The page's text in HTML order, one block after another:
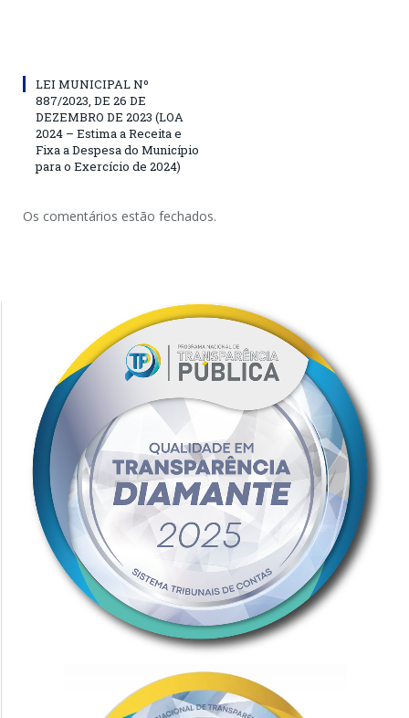
LEI MUNICIPAL Nº
887/2023, DE 26 DE
DEZEMBRO DE 2023 (LOA
2024 – Estima a Receita e
Fixa a Despesa do Município
para o Exercício de 2024)
Os comentários estão fechados.